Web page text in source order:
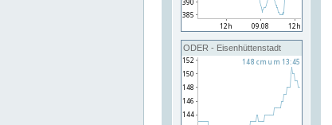
ODER - Eisenhüttenstadt